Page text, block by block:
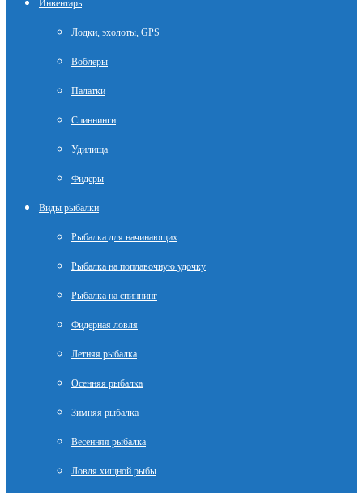
Инвентарь
Лодки, эхолоты, GPS
Воблеры
Палатки
Спиннинги
Удилища
Фидеры
Виды рыбалки
Рыбалка для начинающих
Рыбалка на поплавочную удочку
Рыбалка на спиннинг
Фидерная ловля
Летняя рыбалка
Осенняя рыбалка
Зимняя рыбалка
Весенняя рыбалка
Ловля хищной рыбы